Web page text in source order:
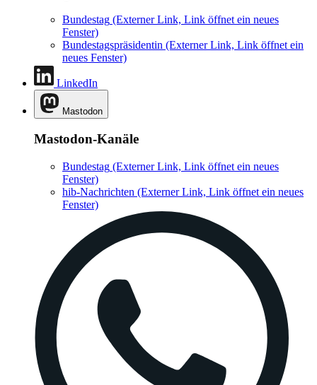
Bundestag (Externer Link, Link öffnet ein neues
Fenster)
Bundestagspräsidentin (Externer Link, Link öffnet ein
neues Fenster)
LinkedIn
Mastodon
Mastodon-Kanäle
Bundestag (Externer Link, Link öffnet ein neues
Fenster)
hib-Nachrichten (Externer Link, Link öffnet ein neues
Fenster)